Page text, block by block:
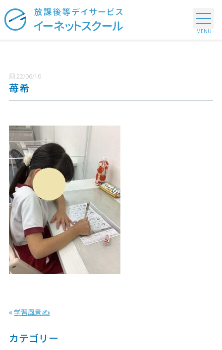
22/06/10
苺希
« 学習風景✍
カテゴリー